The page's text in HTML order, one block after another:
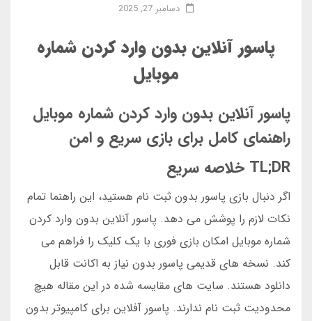
دسامبر 27, 2025
پاسور آنلاین بدون وارد کردن شماره
موبایل
پاسور آنلاین بدون وارد کردن شماره موبایل
راهنمای کامل برای بازی سریع و امن
TL;DR خلاصه سریع
اگر دنبال بازی پاسور بدون ثبت نام هستید، این راهنما تمام
نکات لازم را پوشش می دهد. پاسور آنلاین بدون وارد کردن
شماره موبایل امکان بازی فوری با یک کلیک را فراهم می
کند. نسخه های قدیمی پاسور بدون نیاز به اکانت قابل
دانلود هستند. سایت های مقایسه شده در این مقاله هیچ
محدودیت ثبت نام ندارند. پاسور آفلاین برای کامپیوتر بدون